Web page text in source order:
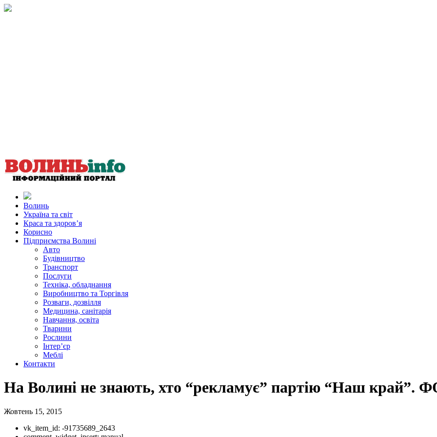
Волинь
Україна та світ
Краса та здоров’я
Корисно
Підприємства Волині
Авто
Будівництво
Транспорт
Послуги
Техніка, обладнання
Виробництво та Торгівля
Розваги, дозвілля
Медицина, санітарія
Навчання, освіта
Тварини
Рослини
Інтер’єр
Меблі
Контакти
На Волині не знають, хто “рекламує” партію “Наш край”.
Жовтень 15, 2015
vk_item_id: -91735689_2643